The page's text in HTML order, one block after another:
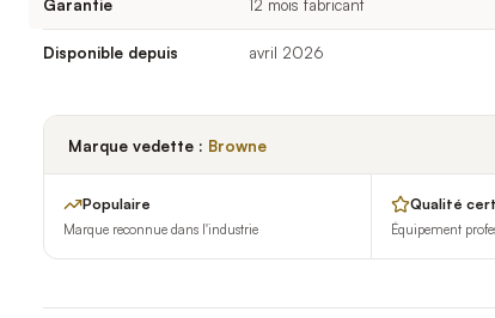
Garantie 12 mois fabricant
Disponible depuis avril 2026
Marque vedette : Browne
Populaire
Marque reconnue dans l'industrie
Qualité
Équipement